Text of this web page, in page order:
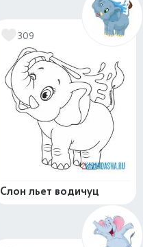
309
Слон льет водичуц